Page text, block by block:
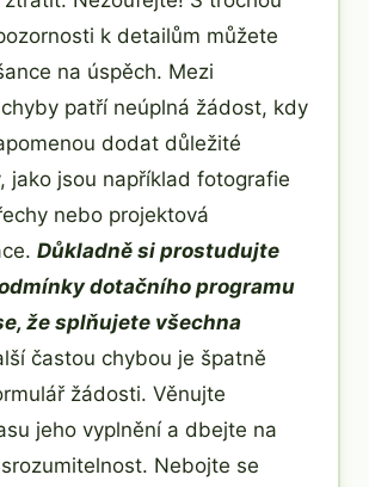
k detailům můžete
na úspěch. Mezi
patří neúplná žádost, kdy
dodat důležité
jako jsou například fotografie
nebo projektová
Důkladně si prostudujte
dotačního programu
že splňujete všechna
častou chybou je špatně
žádosti. Věnujte
jeho vyplnění a dbejte na
Nebojte se